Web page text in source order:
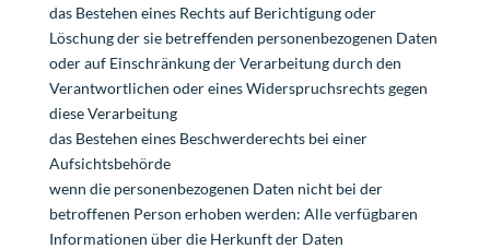
das Bestehen eines Rechts auf Berichtigung oder
Löschung der sie betreffenden personenbezogenen Daten
oder auf Einschränkung der Verarbeitung durch den
Verantwortlichen oder eines Widerspruchsrechts gegen
diese Verarbeitung
das Bestehen eines Beschwerderechts bei einer
Aufsichtsbehörde
wenn die personenbezogenen Daten nicht bei der
betroffenen Person erhoben werden: Alle verfügbaren
Informationen über die Herkunft der Daten